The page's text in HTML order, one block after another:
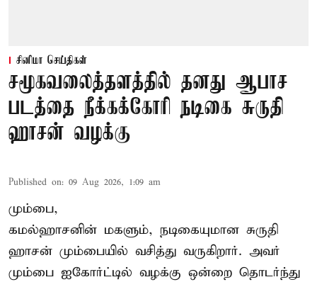
சினிமா செய்திகள்
சமூகவலைத்தளத்தில் தனது ஆபாச
படத்தை நீக்கக்கோரி நடிகை சுருதி
ஹாசன் வழக்கு
Published on: 09 Aug 2026, 1:09 am
மும்பை,
கமல்ஹாசனின் மகளும், நடிகையுமான சுருதி
ஹாசன் மும்பையில் வசித்து வருகிறார். அவர்
மும்பை ஐகோர்ட்டில் வழக்கு ஒன்றை தொடர்ந்து